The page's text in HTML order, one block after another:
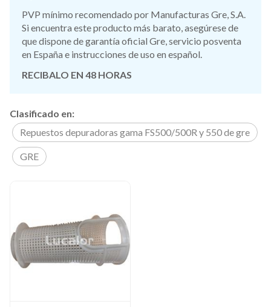
PVP mínimo recomendado por Manufacturas Gre, S.A.
Si encuentra este producto más barato, asegúrese de
que dispone de garantía oficial Gre, servicio posventa
en España e instrucciones de uso en español.
RECIBALO EN 48 HORAS
Clasificado en:
Repuestos depuradoras gama FS500/500R y 550 de gre
GRE